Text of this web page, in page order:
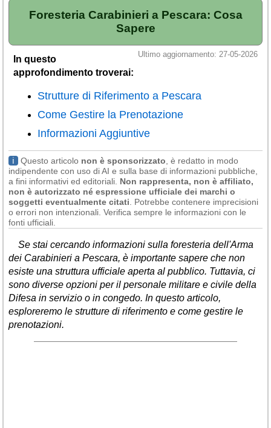
Foresteria Carabinieri a Pescara: Cosa
Sapere
Ultimo aggiornamento: 27-05-2026
In questo
approfondimento troverai:
Strutture di Riferimento a Pescara
Come Gestire la Prenotazione
Informazioni Aggiuntive
ℹ Questo articolo non è sponsorizzato , è redatto in modo
indipendente con uso di AI e sulla base di informazioni pubbliche,
a fini informativi ed editoriali. Non rappresenta, non è affiliato,
non è autorizzato né espressione ufficiale dei marchi o
soggetti eventualmente citati . Potrebbe contenere imprecisioni
o errori non intenzionali. Verifica sempre le informazioni con le
fonti ufficiali.
Se stai cercando informazioni sulla foresteria dell'Arma
dei Carabinieri a Pescara, è importante sapere che non
esiste una struttura ufficiale aperta al pubblico. Tuttavia, ci
sono diverse opzioni per il personale militare e civile della
Difesa in servizio o in congedo. In questo articolo,
esploreremo le strutture di riferimento e come gestire le
prenotazioni.
Calabria(331)
Campania(363)
Emilia - Romagna (228)
Friuli - Venezia Giulia
Liguria(190)
Lombardia(178)
Marche (244)
Molise(38)
Piemonte(117)
Puglia(786)
Sardegna (455)
Sicilia(821)